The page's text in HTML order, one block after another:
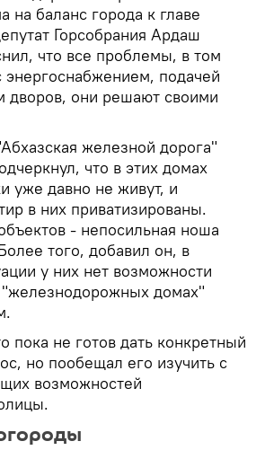
на баланс города к главе
Горсобрания Ардаш
что все проблемы, в том
энергоснабжением, подачей
дворов, они решают своими
железной дорога"
что в этих домах
уже давно не живут, и
в них приватизированы.
- непосильная ноша
того, добавил он, в
у них нет возможности
домах"
пока не готов дать конкретный
но пообещал его изучить с
возможностей